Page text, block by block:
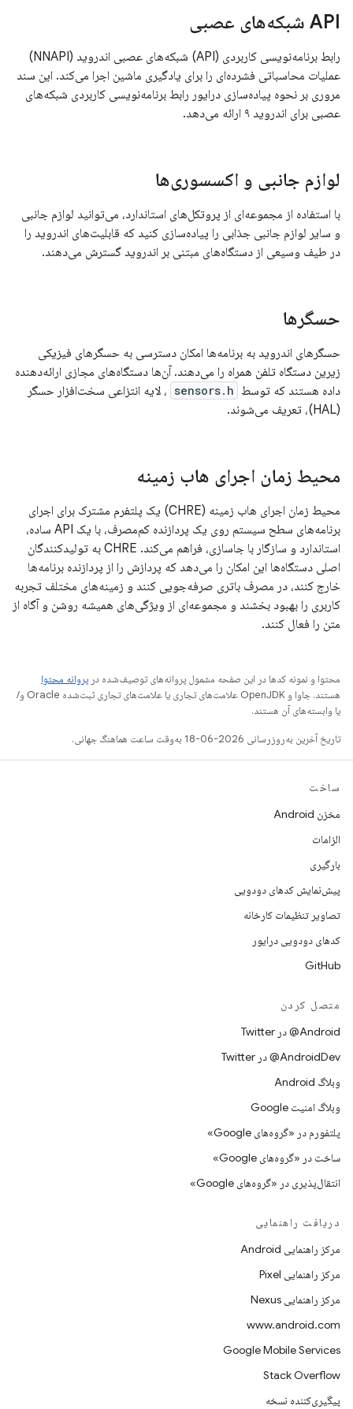
API شبکه‌های عصبی
رابط برنامه‌نویسی کاربردی (API) شبکه‌های عصبی اندروید (NNAPI)
عملیات محاسباتی فشرده‌ای را برای یادگیری ماشین اجرا می‌کند. این سند
مروری بر نحوه پیاده‌سازی درایور رابط برنامه‌نویسی کاربردی شبکه‌های
عصبی برای اندروید ۹ ارائه می‌دهد.
لوازم جانبی و اکسسوری‌ها
با استفاده از مجموعه‌ای از پروتکل‌های استاندارد، می‌توانید لوازم جانبی
و سایر لوازم جانبی جذابی را پیاده‌سازی کنید که قابلیت‌های اندروید را
در طیف وسیعی از دستگاه‌های مبتنی بر اندروید گسترش می‌دهند.
حسگرها
حسگرهای اندروید به برنامه‌ها امکان دسترسی به حسگرهای فیزیکی
زیرین دستگاه تلفن همراه را می‌دهند. آن‌ها دستگاه‌های مجازی ارائه‌دهنده
داده هستند که توسط sensors.h ، لایه انتزاعی سخت‌افزار حسگر
(HAL)، تعریف می‌شوند.
محیط زمان اجرای هاب زمینه
محیط زمان اجرای هاب زمینه (CHRE) یک پلتفرم مشترک برای اجرای
برنامه‌های سطح سیستم روی یک پردازنده کم‌مصرف، با یک API ساده،
استاندارد و سازگار با جاسازی، فراهم می‌کند. CHRE به تولیدکنندگان
اصلی دستگاه‌ها این امکان را می‌دهد که پردازش را از پردازنده برنامه‌ها
خارج کنند، در مصرف باتری صرفه‌جویی کنند و زمینه‌های مختلف تجربه
کاربری را بهبود بخشند و مجموعه‌ای از ویژگی‌های همیشه روشن و آگاه از
متن را فعال کنند.
محتوا و نمونه کدها در این صفحه مشمول پروانه‌های توصیف‌شده در پروانه محتوا
هستند. جاوا و OpenJDK علامت‌های تجاری یا علامت‌های تجاری ثبت‌شده Oracle و/
یا وابسته‌های آن هستند.
تاریخ آخرین به‌روزرسانی 2026-06-18 به‌وقت ساعت هماهنگ جهانی.
ساخت
مخزن Android
الزامات
بارگیری
پیش‌نمایش کدهای دودویی
تصاویر تنظیمات کارخانه
کدهای دودویی درایور
GitHub
متصل کردن
Android@ در Twitter
AndroidDev@ در Twitter
وبلاگ Android
وبلاگ امنیت Google
پلتفورم در «گروه‌های Google»
ساخت در «گروه‌های Google»
انتقال‌پذیری در «گروه‌های Google»
دریافت راهنمایی
مرکز راهنمایی Android
مرکز راهنمایی Pixel
مرکز راهنمایی Nexus
www.android.com
Google Mobile Services
Stack Overflow
پیگیری‌کننده نسخه